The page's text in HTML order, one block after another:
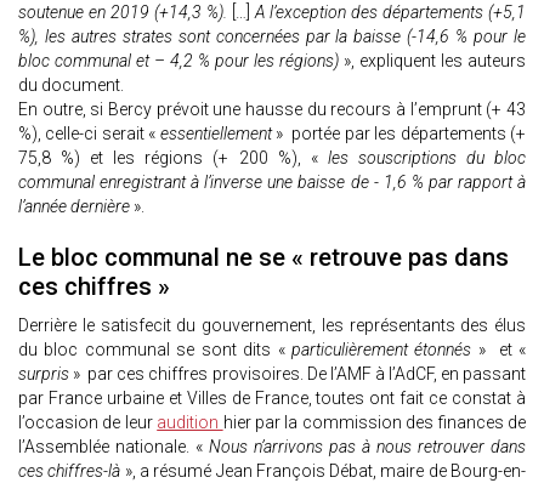
soutenue en 2019 (+14,3 %). […]A l’exception des départements (+5,1
%), les autres strates sont concernées par la baisse (-14,6 % pour le
bloc communal et – 4,2 % pour les régions) », expliquent les auteurs
du document.
En outre, si Bercy prévoit une hausse du recours à l’emprunt (+ 43
%), celle-ci serait « essentiellement» portée par les départements (+
75,8 %) et les régions (+ 200 %), «les souscriptions du bloc
communal enregistrant à l’inverse une baisse de - 1,6 % par rapport à
l’année dernière ».
Le bloc communal ne se « retrouve pas dans
ces chiffres »
Derrière le satisfecit du gouvernement, les représentants des élus
du bloc communal se sont dits « particulièrement étonnés » et «
surpris » par ces chiffres provisoires. De l’AMF à l’AdCF, en passant
par France urbaine et Villes de France, toutes ont fait ce constat à
l’occasion de leur audition hier par la commission des finances de
l’Assemblée nationale. « Nous n’arrivons pas à nous retrouver dans
ces chiffres-là », a résumé Jean François Débat, maire de Bourg-en-